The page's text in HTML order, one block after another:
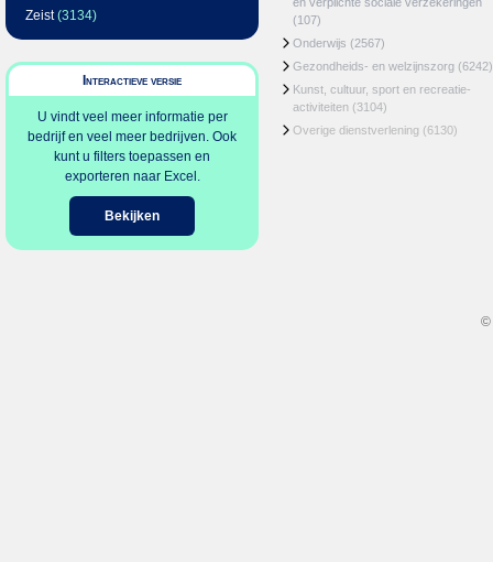
Zeist(3134)
Interactieve versie
U vindt veel meer informatie per
bedrijf en veel meer bedrijven. Ook
kunt u filters toepassen en
exporteren naar Excel.
Bekijken
(107)
Onderwijs (2567)
Gezondheids- en welzijnszorg (6242)
Kunst, cultuur, sport en recreatie-
activiteiten (3104)
Overige dienstverlening (6130)
©